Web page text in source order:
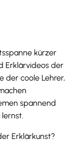
kürzer
Erklärvideos der
der coole Lehrer,
spannend
Erklärkunst?